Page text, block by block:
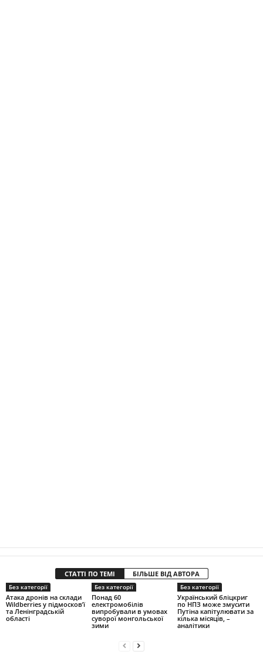
СТАТТІ ПО ТЕМІ БІЛЬШЕ ВІД АВТОРА
Без категорії
Атака дронів на склади
Wildberries у підмосков’ї
та Ленінградській
області
Без категорії
Понад 60
електромобілів
випробували в умовах
суворої монгольської
зими
Без категорії
Український бліцкриг
по НПЗ може змусити
Путіна капітулювати за
кілька місяців, –
аналітики